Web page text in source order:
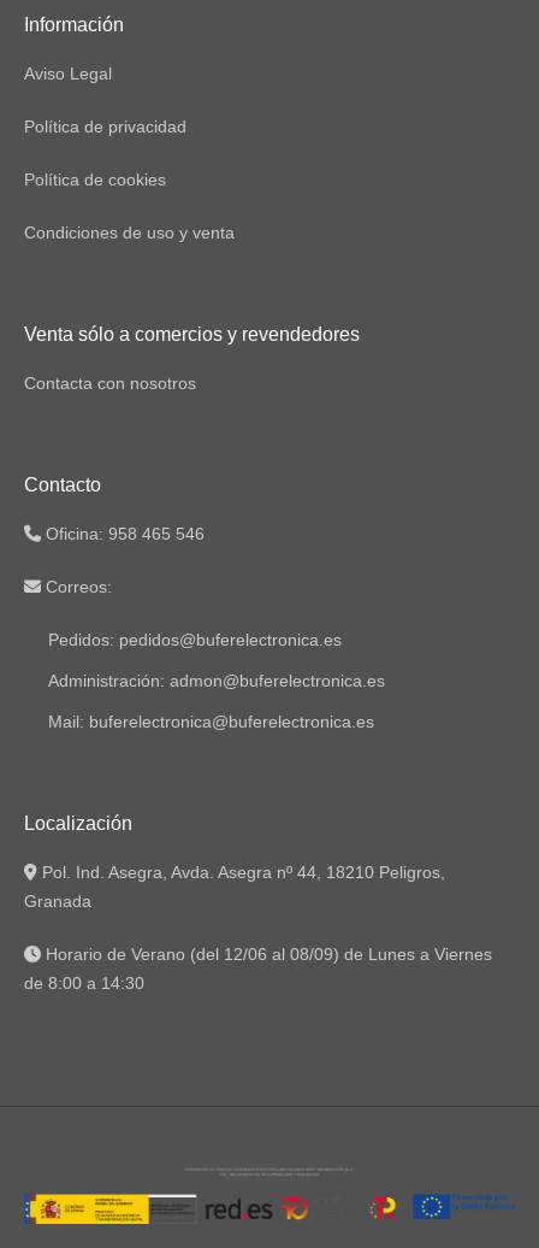
Información
Aviso Legal
Política de privacidad
Política de cookies
Condiciones de uso y venta
Venta sólo a comercios y revendedores
Contacta con nosotros
Contacto
Oficina: 958 465 546
Correos:
Pedidos: pedidos@buferelectronica.es
Administración: admon@buferelectronica.es
Mail: buferelectronica@buferelectronica.es
Localización
Pol. Ind. Asegra, Avda. Asegra nº 44, 18210 Peligros,
Granada
Horario de Verano (del 12/06 al 08/09) de Lunes a Viernes
de 8:00 a 14:30